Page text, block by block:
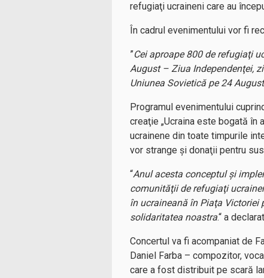
refugiaţi ucraineni care au
În cadrul evenimentului vor fi
”Cei aproape 800 de refugiaţi
August – Ziua Independenţei,
Uniunea Sovietică pe 24
Programul evenimentului
creaţie „Ucraina este bogată în
ucrainene din toate timpurile
vor strange şi donaţii pentru
“Anul acesta conceptul şi
comunităţii de refugiaţi
în ucraineană în Piaţa
solidaritatea noastra.“ a
Concertul va fi acompaniat de
Daniel Farba – compozitor,
care a fost distribuit pe scară